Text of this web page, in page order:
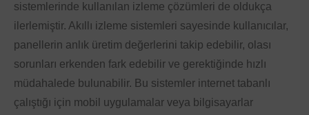
sistemlerinde kullanılan izleme çözümleri de oldukça
ilerlemiştir. Akıllı izleme sistemleri sayesinde kullanıcılar,
panellerin anlık üretim değerlerini takip edebilir, olası
sorunları erkenden fark edebilir ve gerektiğinde hızlı
müdahalede bulunabilir. Bu sistemler internet tabanlı
çalıştığı için mobil uygulamalar veya bilgisayarlar